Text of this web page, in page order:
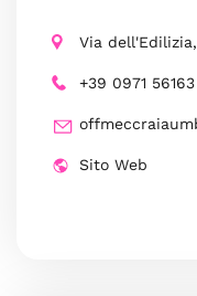
Via
+39 0971 56163
Sito Web